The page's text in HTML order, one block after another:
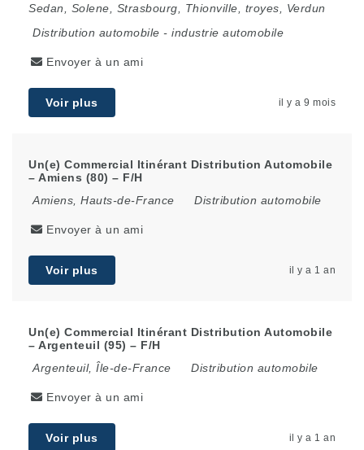
Sedan
Solene Strasbourg Thionville troyes
Verdun
Distribution automobile - industrie automobile
Envoyer à un ami
Voir plus il y a 9 mois
Un(e) Commercial Itinérant Distribution Automobile
– Amiens (80) – F/H
Amiens Hauts-de-France Distribution automobile
Envoyer à un ami
Voir plus il y a 1 an
Un(e) Commercial Itinérant Distribution Automobile
– Argenteuil (95) – F/H
Argenteuil, Île-de-France Distribution automobile
Envoyer à un ami
Voir plus il y a 1 an